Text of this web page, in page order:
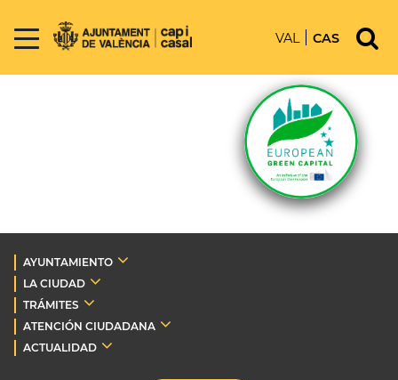
VAL CAS
AYUNTAMIENTO
LA CIUDAD
TRÁMITES
ATENCIÓN CIUDADANA
ACTUALIDAD